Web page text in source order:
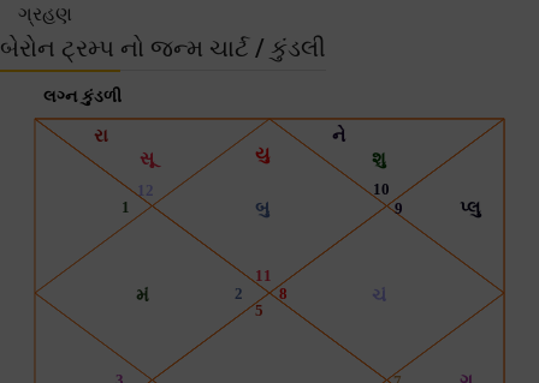
ગ્રહણ
બેરોન ટ્રમ્પ નો જન્મ ચાર્ટ / કુંડલી